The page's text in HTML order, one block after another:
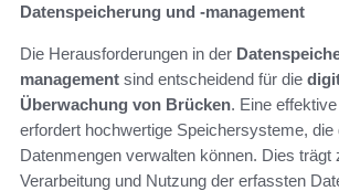
Datenspeicherung und -management
Die Herausforderungen in der
management sind entscheidend für die
Überwachung von Brücken. Eine
erfordert hochwertige Speichersysteme, die
Datenmengen verwalten können. Dies trägt
Verarbeitung und Nutzung der erfassten